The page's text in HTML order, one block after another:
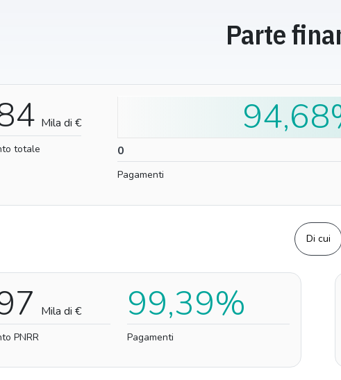
Parte
Mila di €
totale 0
Pagamenti
Di cui
Mila di €
PNRR
99,39%
Pagamenti